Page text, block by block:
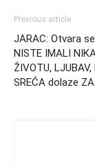
Previous article
JARAC: Otvara
NISTE IMALI
ŽIVOTU, LJUBAV,
SREĆA dolaze